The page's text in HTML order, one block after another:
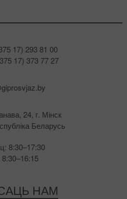
17) 293 81 00
17) 373 77 27
НАМ
24, г. Мінск
Беларусь
8:30–17:30